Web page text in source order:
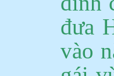
đưa
vào